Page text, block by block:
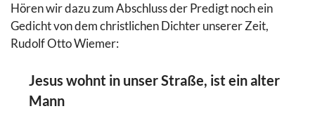
Hören wir dazu zum Abschluss der Predigt noch ein
Gedicht von dem christlichen Dichter unserer Zeit,
Rudolf Otto Wiemer:
Jesus wohnt in unser Straße, ist ein alter
Mann